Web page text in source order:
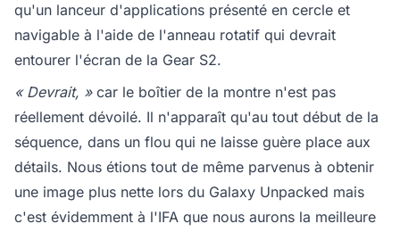
qu'un lanceur d'applications présenté en cercle et
navigable à l'aide de l'anneau rotatif qui devrait
entourer l'écran de la Gear S2.
« Devrait, »car le boîtier de la montre n'est pas
réellement dévoilé. Il n'apparaît qu'au tout début de la
séquence, dans un flou qui ne laisse guère place aux
détails. Nous étions tout de même parvenus à obtenir
une image plus nette lors du Galaxy Unpacked mais
c'est évidemment à l'IFA que nous aurons la meilleure